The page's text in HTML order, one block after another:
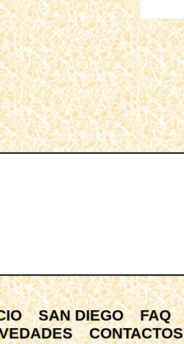
SAN DIEGO FAQ
CONTACTOS